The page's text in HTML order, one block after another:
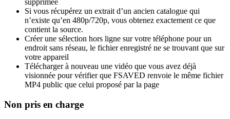
supprimée
Si vous récupérez un extrait d’un ancien catalogue qui
n’existe qu’en 480p/720p, vous obtenez exactement ce que
contient la source.
Créer une sélection hors ligne sur votre téléphone pour un
endroit sans réseau, le fichier enregistré ne se trouvant que sur
votre appareil
Télécharger à nouveau une vidéo que vous avez déjà
visionnée pour vérifier que FSAVED renvoie le même fichier
MP4 public que celui proposé par la page
Non pris en charge